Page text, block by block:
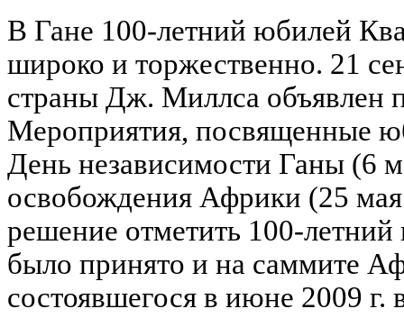
В Гане 100-летний юбилей
широко и торжественно. 21
страны Дж. Миллса объявлен
Мероприятия, посвященные
День независимости Ганы (6
освобождения Африки (25
решение отметить 100-
было принято и на саммите
состоявшегося в июне 2009 г.